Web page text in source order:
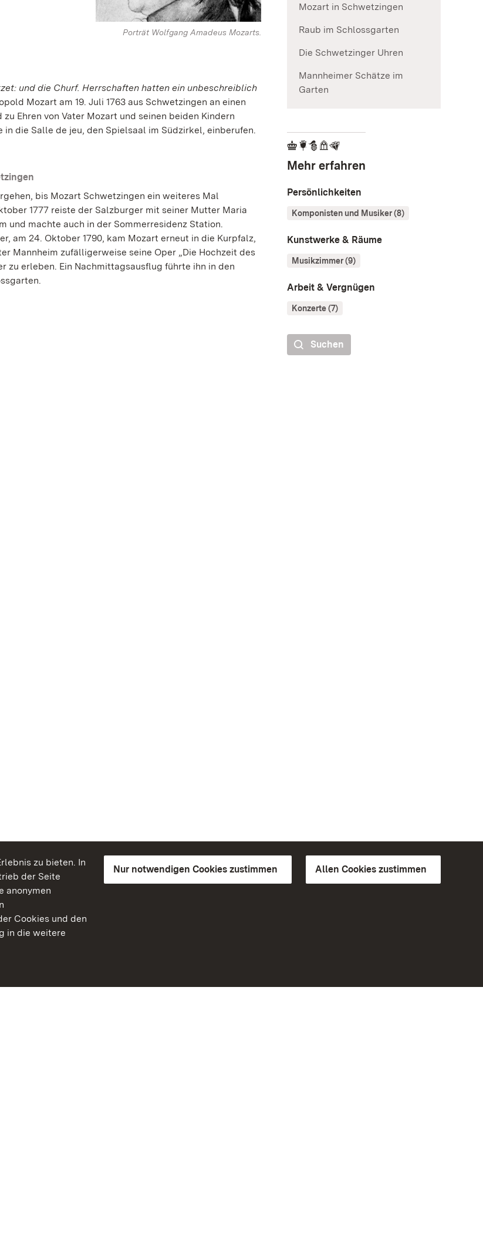
zu bieten. In
der Seite
anonymen
Cookies und den
in die weitere
Nur notwendigen Cookies zustimmen Allen Cookies zustimmen
Porträt Wolfgang Amadeus Mozarts.
und die Churf. Herrschaften hatten ein unbeschreiblich
Mozart am 19. Juli 1763 aus Schwetzingen an einen
Ehren von Vater Mozart und seinen beiden Kindern
die Salle de jeu, den Spielsaal im Südzirkel, einberufen.
bis Mozart Schwetzingen ein weiteres Mal
1777 reiste der Salzburger mit seiner Mutter Maria
und machte auch in der Sommerresidenz Station.
am 24. Oktober 1790, kam Mozart erneut in die Kurpfalz,
Mannheim zufälligerweise seine Oper „Die Hochzeit des
zu erleben. Ein Nachmittagsausflug führte ihn in den
Mozart in Schwetzingen
Raub im Schlossgarten
Die Schwetzinger Uhren
Mannheimer Schätze im
Garten
Mehr erfahren
Persönlichkeiten
Komponisten und Musiker (8)
Kunstwerke & Räume
Musikzimmer (9)
Arbeit & Vergnügen
Konzerte (7)
Suchen